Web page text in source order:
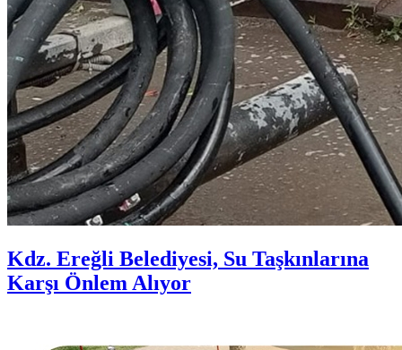
Kdz. Ereğli Belediyesi, Su Taşkınlarına
Karşı Önlem Alıyor